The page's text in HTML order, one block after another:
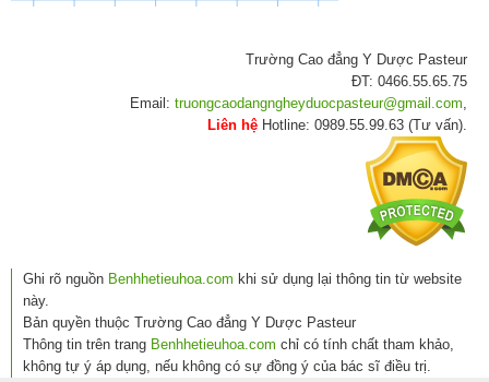
Trường Cao đẳng Y Dược Pasteur
ĐT: 0466.55.65.75
Email: truongcaodangngheyduocpasteur@gmail.com,
Liên hệ Hotline: 0989.55.99.63 (Tư vấn).
Ghi rõ nguồn Benhhetieuhoa.com khi sử dụng lại thông tin từ website
này.
Bản quyền thuộc Trường Cao đẳng Y Dược Pasteur
Thông tin trên trang Benhhetieuhoa.com chỉ có tính chất tham khảo,
không tự ý áp dụng, nếu không có sự đồng ý của bác sĩ điều trị.